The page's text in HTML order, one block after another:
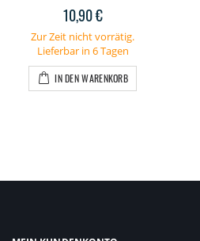
10,90 €
Zur Zeit nicht vorrätig.
Lieferbar in 6 Tagen
IN DEN WARENKORB